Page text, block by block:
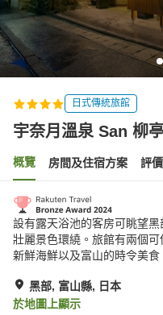
日式傳統旅館
宇奈月溫泉 San 柳
概覽 房間及住宿方案 評價
設有露天浴池的客房可眺望
壯麗景色環繞。旅館有兩個
新鮮海鮮以及富山的時令美食
黑部, 富山縣, 日本
於地圖上顯示